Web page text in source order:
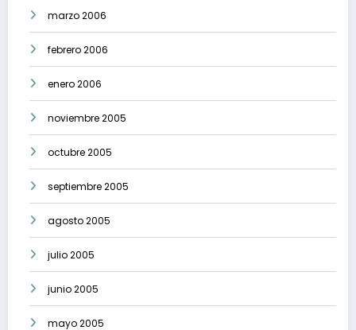
marzo 2006
febrero 2006
enero 2006
noviembre 2005
octubre 2005
septiembre 2005
agosto 2005
julio 2005
junio 2005
mayo 2005